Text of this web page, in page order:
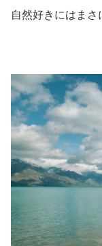
自然好きにはまさ